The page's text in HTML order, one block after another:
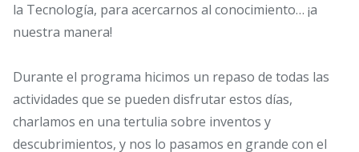
la Tecnología, para acercarnos al conocimiento… ¡a
nuestra manera!
Durante el programa hicimos un repaso de todas las
actividades que se pueden disfrutar estos días,
charlamos en una tertulia sobre inventos y
descubrimientos, y nos lo pasamos en grande con el